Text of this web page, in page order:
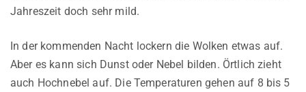
Jahreszeit doch sehr mild.
In der kommenden Nacht lockern die Wolken etwas auf.
Aber es kann sich Dunst oder Nebel bilden. Örtlich zieht
auch Hochnebel auf. Die Temperaturen gehen auf 8 bis 5